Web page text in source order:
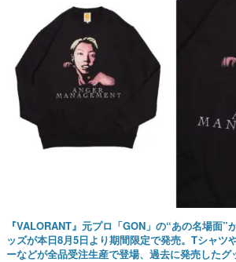
『VALORANT』元プロ「GON」の“あの名場面”
ッズが本日8月5日より期間限定で発売。Tシャツ
ーなどが全品受注生産で登場、過去に発売したグ